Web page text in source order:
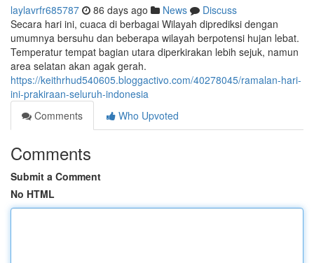
laylavrfr685787 86 days ago News
Discuss
Secara hari ini, cuaca di berbagai Wilayah diprediksi dengan
umumnya bersuhu dan beberapa wilayah berpotensi hujan lebat.
Temperatur tempat bagian utara diperkirakan lebih sejuk, namun
area selatan akan agak gerah.
https://keithrhud540605.bloggactivo.com/40278045/ramalan-hari-
ini-prakiraan-seluruh-indonesia
Comments
Who Upvoted
Comments
Submit a Comment
No HTML